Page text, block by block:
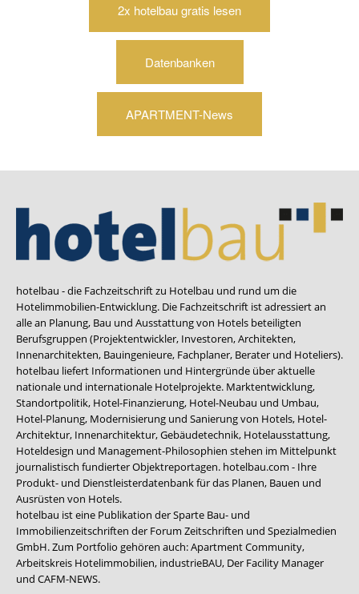
2x hotelbau gratis lesen
Datenbanken
APARTMENT-News
hotelbau - die Fachzeitschrift zu Hotelbau und rund um die
Hotelimmobilien-Entwicklung. Die Fachzeitschrift ist adressiert an
alle an Planung, Bau und Ausstattung von Hotels beteiligten
Berufsgruppen (Projektentwickler, Investoren, Architekten,
Innenarchitekten, Bauingenieure, Fachplaner, Berater und Hoteliers).
hotelbau liefert Informationen und Hintergründe über aktuelle
nationale und internationale Hotelprojekte. Marktentwicklung,
Standortpolitik, Hotel-Finanzierung, Hotel-Neubau und Umbau,
Hotel-Planung, Modernisierung und Sanierung von Hotels, Hotel-
Architektur, Innenarchitektur, Gebäudetechnik, Hotelausstattung,
Hoteldesign und Management-Philosophien stehen im Mittelpunkt
journalistisch fundierter Objektreportagen. hotelbau.com - Ihre
Produkt- und Dienstleisterdatenbank für das Planen, Bauen und
Ausrüsten von Hotels.
hotelbau ist eine Publikation der Sparte Bau- und
Immobilienzeitschriften der Forum Zeitschriften und Spezialmedien
GmbH. Zum Portfolio gehören auch:Apartment Community,
Arbeitskreis Hotelimmobilien, industrieBAU, Der Facility Manager
und CAFM-NEWS.